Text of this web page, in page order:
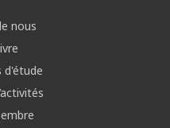
nous
d'étude